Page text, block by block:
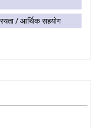
/ आर्थिक सहयोग